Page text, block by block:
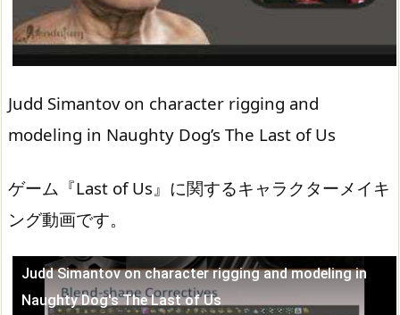
Judd Simantov on character rigging and
modeling in Naughty Dog’s The Last of Us
ゲーム『Last of Us』に関するキャラクターメイキ
ング動画です。
Judd Simantov on character rigging and modeling in
Naughty Dog's The Last of Us
この動画を YouTube で視聴